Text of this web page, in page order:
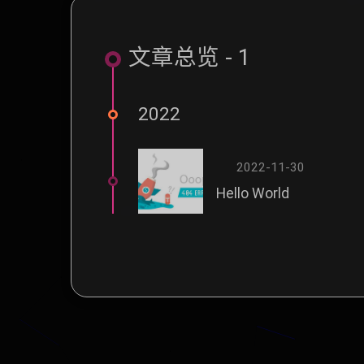
文章总览 - 1
2022
2022-11-30
Hello World